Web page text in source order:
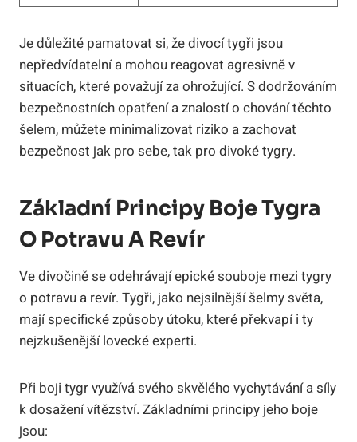
Je důležité pamatovat si, že divocí tygři jsou
nepředvídatelní a mohou reagovat agresivně v
situacích, které považují za ohrožující. S dodržováním
bezpečnostních opatření a znalostí o chování těchto
šelem, můžete minimalizovat riziko a zachovat
bezpečnost jak pro sebe, tak pro divoké tygry.
Základní Principy Boje Tygra
O Potravu A Revír
Ve divočině se odehrávají epické souboje mezi tygry
o potravu a revír. Tygři, jako nejsilnější šelmy světa,
mají specifické způsoby útoku, které překvapí i ty
nejzkušenější lovecké experti.
Při boji tygr využívá svého skvělého vychytávání a síly
k dosažení vítězství. Základními principy jeho boje
jsou: